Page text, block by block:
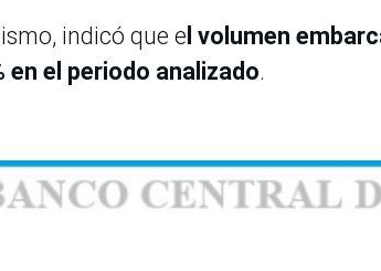
indicó que e l volumen
en el periodo analizado.